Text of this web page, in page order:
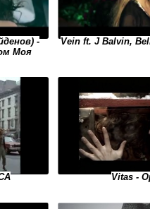
-
Моя
Vein ft. J Balvin,
Vitas -